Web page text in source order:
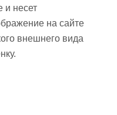
и несет
на сайте
внешнего вида